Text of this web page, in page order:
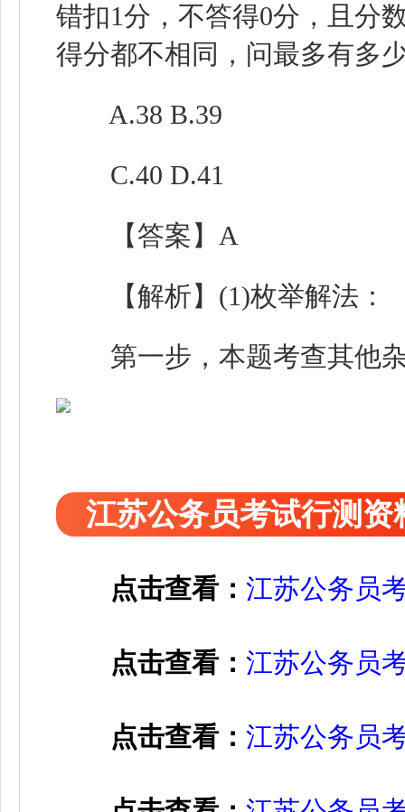
错扣1分，不答得0分，且分
得分都不相同，问最多有多
A.38 B.39
C.40 D.41
【答案】A
【解析】(1)枚举解法：
第一步，本题考查其他
江苏公务员考试行测资
点击查看： 江苏公务员
点击查看： 江苏公务员
点击查看： 江苏公务员